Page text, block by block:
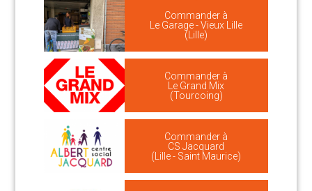
Commander à
Le Garage - Vieux Lille
(Lille)
Commander à
Le Grand Mix
(Tourcoing)
Commander à
CS Jacquard
(Lille - Saint Maurice)